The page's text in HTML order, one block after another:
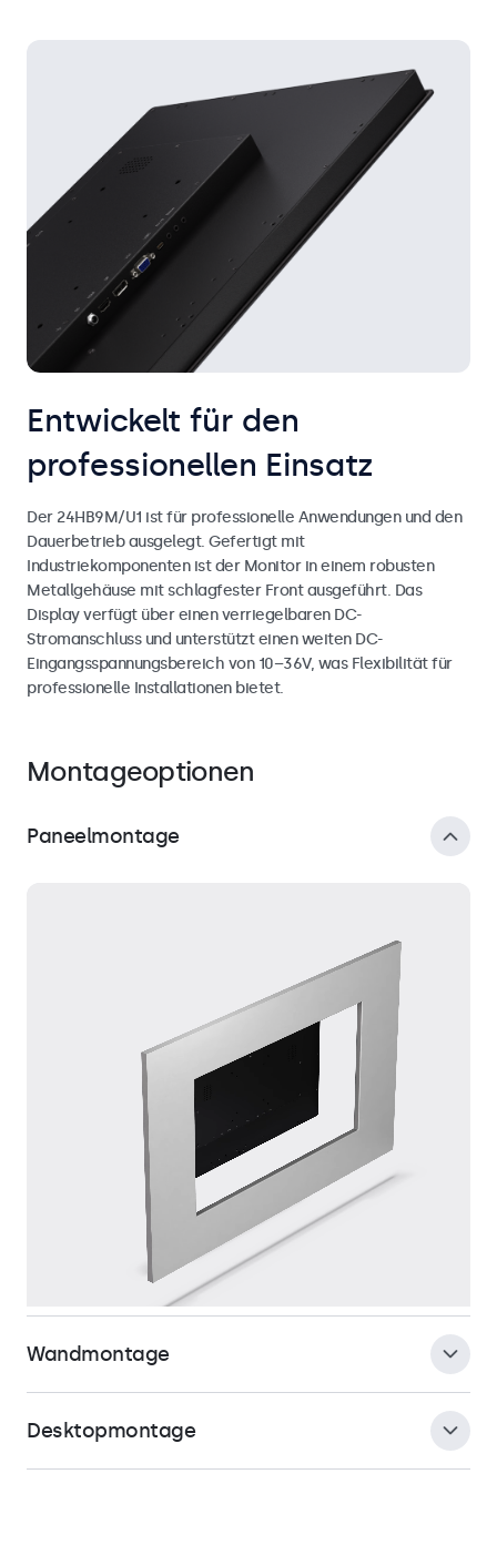
Entwickelt für den
professionellen Einsatz
Der 24HB9M/U1 ist für professionelle Anwendungen und den
Dauerbetrieb ausgelegt. Gefertigt mit
Industriekomponenten ist der Monitor in einem robusten
Metallgehäuse mit schlagfester Front ausgeführt. Das
Display verfügt über einen verriegelbaren DC-
Stromanschluss und unterstützt einen weiten DC-
Eingangsspannungsbereich von 10–36V, was Flexibilität für
professionelle Installationen bietet.
Montageoptionen
Paneelmontage
Der Monitor ist für die Panelmontage konzipiert und bietet
eine wasser- und staubdichte Einbauoption. Der schlanke,
symmetrische Rahmen mit integriertem
Gummidichtungsring sorgt für einen eleganten und nahtlosen
Einbau. Der Touchscreen ist wartungsfrei, benötigt keine
Wandmontage
Desktopmontage